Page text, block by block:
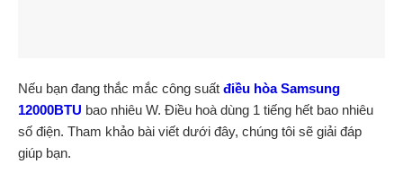
Nếu bạn đang thắc mắc công suất điều hòa Samsung
12000BTU bao nhiêu W. Điều hoà dùng 1 tiếng hết bao nhiêu
số điện. Tham khảo bài viết dưới đây, chúng tôi sẽ giải đáp
giúp bạn.